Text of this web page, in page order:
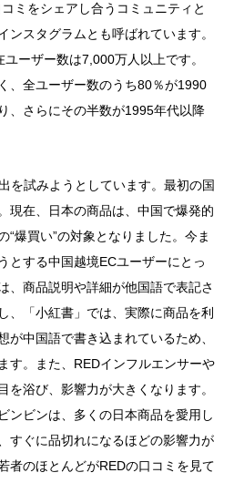
ミをシェアし合うコミュニティと
ンスタグラムとも呼ばれています。
ーザー数は7,000万人以上です。
、全ユーザー数のうち80％が1990
、さらにその半数が1995年代以降
を試みようとしています。最初の国
現在、日本の商品は、中国で爆発的
“爆買い”の対象となりました。今ま
とする中国越境ECユーザーにとっ
、商品説明や詳細が他国語で表記さ
、「小紅書」では、実際に商品を利
が中国語で書き込まれているため、
す。また、REDインフルエンサーや
を浴び、影響力が大きくなります。
ンビンは、多くの日本商品を愛用し
すぐに品切れになるほどの影響力が
者のほとんどがREDの口コミを見て